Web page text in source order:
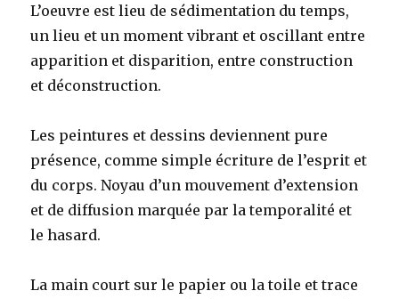
L’oeuvre est lieu de sédimentation du temps,
un lieu et un moment vibrant et oscillant entre
apparition et disparition, entre construction
et déconstruction.
Les peintures et dessins deviennent pure
présence, comme simple écriture de l’esprit et
du corps. Noyau d’un mouvement d’extension
et de diffusion marquée par la temporalité et
le hasard.
La main court sur le papier ou la toile et trace